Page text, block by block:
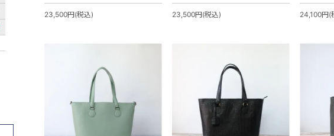
23,500円(税込) 23,500円(税込) 24,100円(